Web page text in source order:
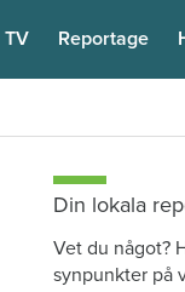
TV Reportage
Din lokala
Vet du något?
synpunkter på